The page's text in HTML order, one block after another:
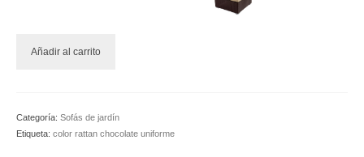
Añadir al carrito
Categoría: Sofás de jardín
Etiqueta: color rattan chocolate uniforme